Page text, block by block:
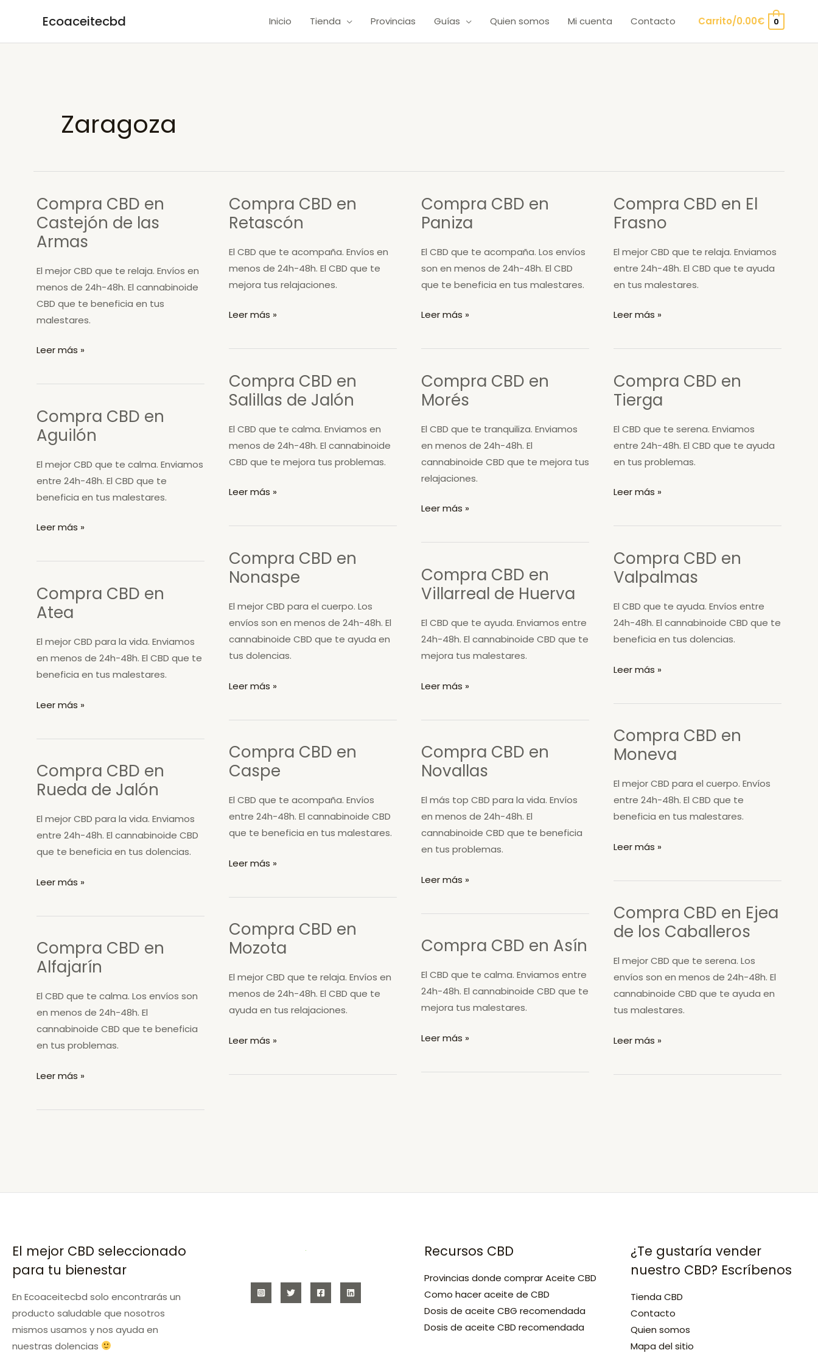
contenido
Ecoaceitecbd Inicio Tienda Provincias Guías Quien somos Mi cuenta Contacto Carrito/0.00€ 0
Zaragoza
Compra CBD en
Castejón de las
Armas
El mejor CBD que te relaja. Envíos en
menos de 24h-48h. El cannabinoide
CBD que te beneficia en tus
malestares.
Compra
en
de
las
Armas
Leer más »
Compra CBD en
Retascón
El CBD que te acompaña. Envíos en
menos de 24h-48h. El CBD que te
mejora tus relajaciones.
Compra
en
Leer más »
Compra CBD en
Paniza
El CBD que te acompaña. Los envíos
son en menos de 24h-48h. El CBD
que te beneficia en tus malestares.
Compra
en
Leer más »
Compra CBD en El
Frasno
El mejor CBD que te relaja. Enviamos
entre 24h-48h. El CBD que te ayuda
en tus malestares.
Compra
en
Frasno
Leer más »
Compra CBD en
Salillas de Jalón
El CBD que te calma. Enviamos en
menos de 24h-48h. El cannabinoide
CBD que te mejora tus problemas.
Compra
en
de
Jalón
Leer más »
Compra CBD en
Morés
El CBD que te tranquiliza. Enviamos
en menos de 24h-48h. El
cannabinoide CBD que te mejora tus
relajaciones.
Compra
en
Leer más »
Compra CBD en
Tierga
El CBD que te serena. Enviamos
entre 24h-48h. El CBD que te ayuda
en tus problemas.
Compra
en
Leer más »
Compra CBD en
Aguilón
El mejor CBD que te calma. Enviamos
entre 24h-48h. El CBD que te
beneficia en tus malestares.
Compra
en
Leer más »
Compra CBD en
Nonaspe
El mejor CBD para el cuerpo. Los
envíos son en menos de 24h-48h. El
cannabinoide CBD que te ayuda en
tus dolencias.
Compra
en
Leer más »
Compra CBD en
Valpalmas
El CBD que te ayuda. Envíos entre
24h-48h. El cannabinoide CBD que te
beneficia en tus dolencias.
Compra
en
Leer más »
Compra CBD en
Villarreal de Huerva
El CBD que te ayuda. Enviamos entre
24h-48h. El cannabinoide CBD que te
mejora tus malestares.
Compra
en
de
Huerva
Leer más »
Compra CBD en
Atea
El mejor CBD para la vida. Enviamos
en menos de 24h-48h. El CBD que te
beneficia en tus malestares.
Compra
en
Leer más »
Compra CBD en
Moneva
El mejor CBD para el cuerpo. Envíos
entre 24h-48h. El CBD que te
beneficia en tus malestares.
Compra
en
Leer más »
Compra CBD en
Caspe
El CBD que te acompaña. Envíos
entre 24h-48h. El cannabinoide CBD
que te beneficia en tus malestares.
Compra
en
Leer más »
Compra CBD en
Novallas
El más top CBD para la vida. Envíos
en menos de 24h-48h. El
cannabinoide CBD que te beneficia
en tus problemas.
Compra
en
Leer más »
Compra CBD en
Rueda de Jalón
El mejor CBD para la vida. Enviamos
entre 24h-48h. El cannabinoide CBD
que te beneficia en tus dolencias.
Compra
en
de
Jalón
Leer más »
Compra CBD en Ejea
de los Caballeros
El mejor CBD que te serena. Los
envíos son en menos de 24h-48h. El
cannabinoide CBD que te ayuda en
tus malestares.
Compra
en
Leer más »
Compra CBD en
Mozota
El mejor CBD que te relaja. Envíos en
menos de 24h-48h. El CBD que te
ayuda en tus relajaciones.
Compra
en
Leer más »
Compra CBD en Asín
El CBD que te calma. Enviamos entre
24h-48h. El cannabinoide CBD que te
mejora tus malestares.
Compra
en
Leer más »
Compra CBD en
Alfajarín
El CBD que te calma. Los envíos son
en menos de 24h-48h. El
cannabinoide CBD que te beneficia
en tus problemas.
Compra
en
Leer más »
El mejor CBD seleccionado
para tu bienestar
En Ecoaceitecbd solo encontrarás un
producto saludable que nosotros
mismos usamos y nos ayuda en
nuestras dolencias
Recursos CBD
Provincias donde comprar Aceite CBD
Como hacer aceite de CBD
Dosis de aceite CBG recomendada
Dosis de aceite CBD recomendada
¿Te gustaría vender
nuestro CBD? Escríbenos
Tienda CBD
Contacto
Quien somos
Mapa del sitio